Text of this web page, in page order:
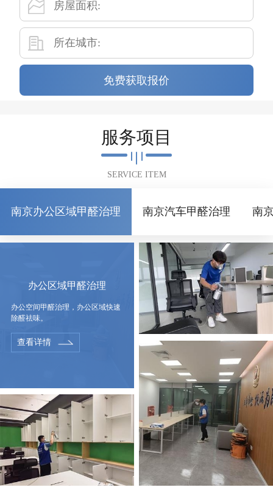
免费获取报价
服务项目
SERVICE ITEM
南京办公区域甲醛治理 南京汽车甲醛治理 南
办公区域甲醛治理
办公空间甲醛治理，办公区域快速
除醛祛味。
查看详情